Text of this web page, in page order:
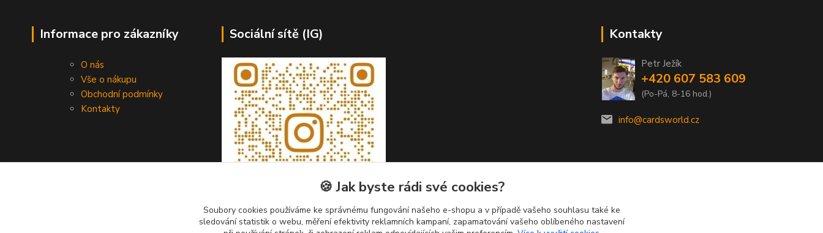
Informace pro zákazníky
O nás
Vše o nákupu
Obchodní podmínky
Kontakty
Sociální sítě (IG) Kontakty
Petr Ježík
+420 607 583 609
(Po-Pá, 8-16 hod.)
info@cardsworld.cz
🍪 Jak byste rádi své cookies?
Soubory cookies používáme ke správnému fungování našeho e-shopu a v případě vašeho souhlasu také ke
sledování statistik o webu, měření efektivity reklamních kampaní, zapamatování vašeho oblíbeného nastavení